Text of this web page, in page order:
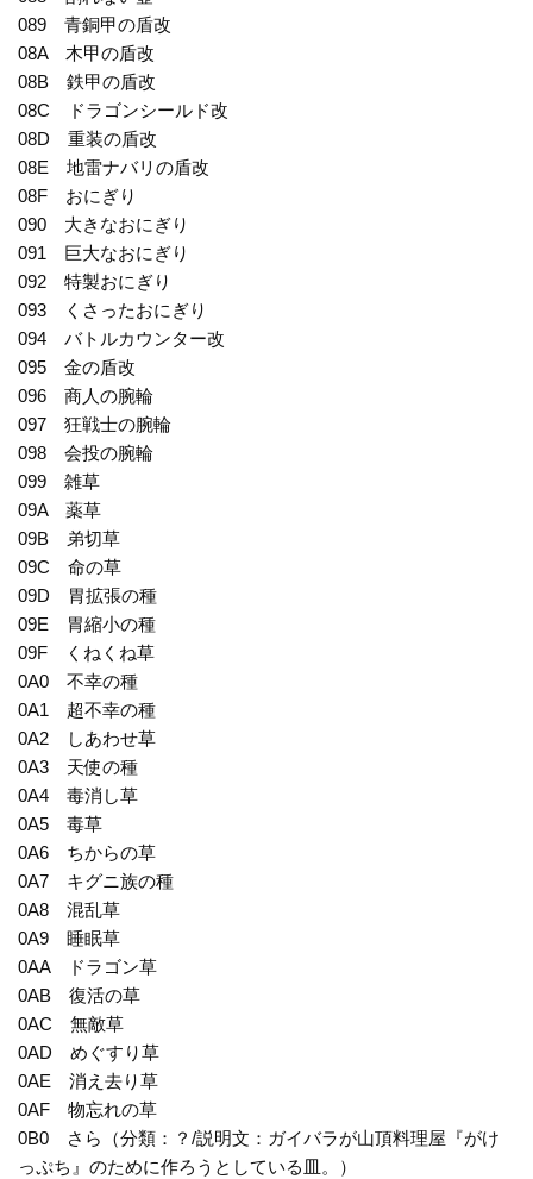
089 青銅甲の盾改
08A 木甲の盾改
08B 鉄甲の盾改
08C ドラゴンシールド改
08D 重装の盾改
08E 地雷ナバリの盾改
08F おにぎり
090 大きなおにぎり
091 巨大なおにぎり
092 特製おにぎり
093 くさったおにぎり
094 バトルカウンター改
095 金の盾改
096 商人の腕輪
097 狂戦士の腕輪
098 会投の腕輪
099 雑草
09A 薬草
09B 弟切草
09C 命の草
09D 胃拡張の種
09E 胃縮小の種
09F くねくね草
0A0 不幸の種
0A1 超不幸の種
0A2 しあわせ草
0A3 天使の種
0A4 毒消し草
0A5 毒草
0A6 ちからの草
0A7 キグニ族の種
0A8 混乱草
0A9 睡眠草
0AA ドラゴン草
0AB 復活の草
0AC 無敵草
0AD めぐすり草
0AE 消え去り草
0AF 物忘れの草
0B0 さら（分類：？/説明文：ガイバラが山頂料理屋『がけ
っぷち』のために作ろうとしている皿。）